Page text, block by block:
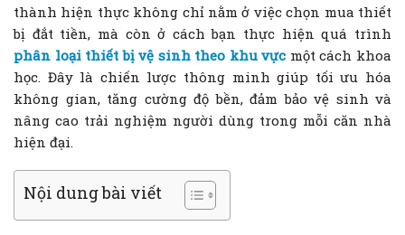
thành hiện thực không chỉ nằm ở việc chọn mua thiết
bị đắt tiền, mà còn ở cách bạn thực hiện quá trình
phân loại thiết bị vệ sinh theo khu vực một cách khoa
học. Đây là chiến lược thông minh giúp tối ưu hóa
không gian, tăng cường độ bền, đảm bảo vệ sinh và
nâng cao trải nghiệm người dùng trong mỗi căn nhà
hiện đại.
Nội dung bài viết